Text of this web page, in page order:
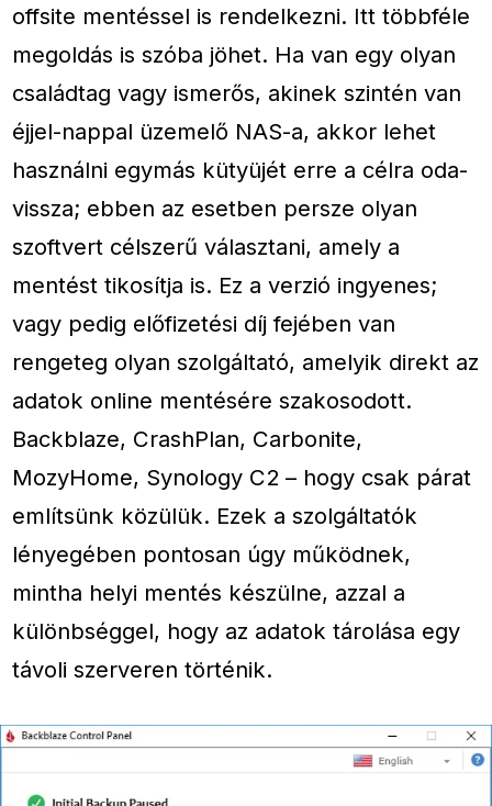
offsite mentéssel is rendelkezni. Itt többféle
megoldás is szóba jöhet. Ha van egy olyan
családtag vagy ismerős, akinek szintén van
éjjel-nappal üzemelő NAS-a, akkor lehet
használni egymás kütyüjét erre a célra oda-
vissza; ebben az esetben persze olyan
szoftvert célszerű választani, amely a
mentést tikosítja is. Ez a verzió ingyenes;
vagy pedig előfizetési díj fejében van
rengeteg olyan szolgáltató, amelyik direkt az
adatok online mentésére szakosodott.
Backblaze, CrashPlan, Carbonite,
MozyHome, Synology C2 – hogy csak párat
említsünk közülük. Ezek a szolgáltatók
lényegében pontosan úgy működnek,
mintha helyi mentés készülne, azzal a
különbséggel, hogy az adatok tárolása egy
távoli szerveren történik.